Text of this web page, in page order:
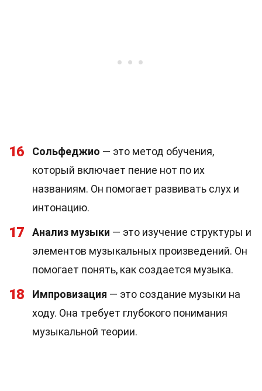
16 Сольфеджио — это метод обучения,
который включает пение нот по их
названиям. Он помогает развивать слух и
интонацию.
17 Анализ музыки — это изучение структуры и
элементов музыкальных произведений. Он
помогает понять, как создается музыка.
18 Импровизация — это создание музыки на
ходу. Она требует глубокого понимания
музыкальной теории.